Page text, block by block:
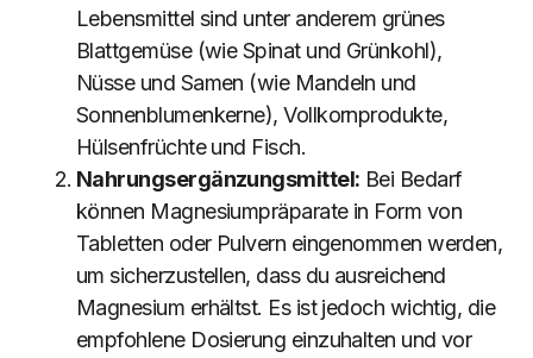
Lebensmittel sind unter anderem grünes
Blattgemüse (wie Spinat und Grünkohl),
Nüsse und Samen (wie Mandeln und
Sonnenblumenkerne), Vollkornprodukte,
Hülsenfrüchte und Fisch.
Nahrungsergänzungsmittel: Bei Bedarf
können Magnesiumpräparate in Form von
Tabletten oder Pulvern eingenommen werden,
um sicherzustellen, dass du ausreichend
Magnesium erhältst. Es ist jedoch wichtig, die
empfohlene Dosierung einzuhalten und vor